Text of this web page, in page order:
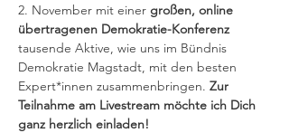
2. November mit einer großen, online
übertragenen Demokratie-Konferenz
tausende Aktive, wie uns im Bündnis
Demokratie Magstadt, mit den besten
Expert*innen zusammenbringen. Zur
Teilnahme am Livestream möchte ich Dich
ganz herzlich einladen!